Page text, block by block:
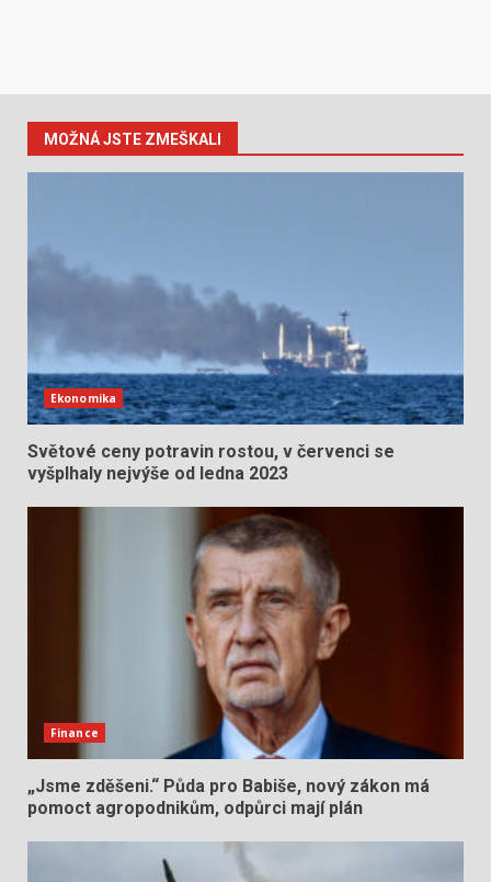
MOŽNÁ JSTE ZMEŠKALI
Ekonomika
Světové ceny potravin rostou, v červenci se
vyšplhaly nejvýše od ledna 2023
Finance
„Jsme zděšeni.“ Půda pro Babiše, nový zákon má
pomoct agropodnikům, odpůrci mají plán